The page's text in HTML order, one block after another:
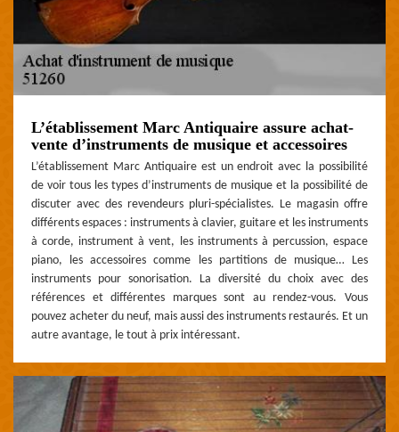
L’établissement Marc Antiquaire assure achat-
vente d’instruments de musique et accessoires
L’établissement Marc Antiquaire est un endroit avec la possibilité
de voir tous les types d’instruments de musique et la possibilité de
discuter avec des revendeurs pluri-spécialistes. Le magasin offre
différents espaces : instruments à clavier, guitare et les instruments
à corde, instrument à vent, les instruments à percussion, espace
piano, les accessoires comme les partitions de musique… Les
instruments pour sonorisation. La diversité du choix avec des
références et différentes marques sont au rendez-vous. Vous
pouvez acheter du neuf, mais aussi des instruments restaurés. Et un
autre avantage, le tout à prix intéressant.